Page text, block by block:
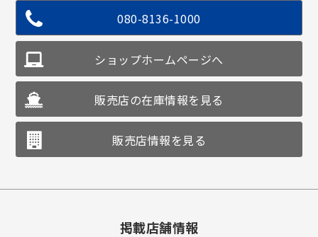
080-8136-1000
ショップホームページへ
販売店の在庫情報を見る
販売店情報を見る
掲載店舗情報